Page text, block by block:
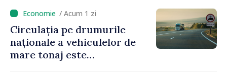
/ Acum 1 zi
Circulația pe drumurile
naționale a vehiculelor de
mare tonaj este